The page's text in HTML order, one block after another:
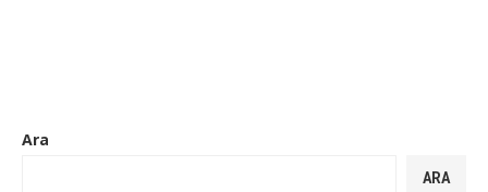
Ara
ARA